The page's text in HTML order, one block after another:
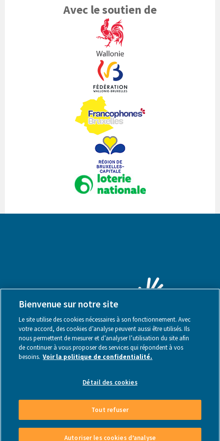
Avec le soutien de
Made by Webstanz- Copyright © 2026
Bienvenue sur notre site
Le site utilise des cookies nécessaires à son fonctionnement. Avec
votre accord, des cookies d’analyse peuvent aussi être utilisés. Ils
nous permettent de mesurer et d’analyser l’utilisation du site afin
de continuer à vous proposer des services qui répondent à vos
besoins. Voir la politique de confidentialité.
Détail des cookies
Tout refuser
Autoriser les cookies d’analyse